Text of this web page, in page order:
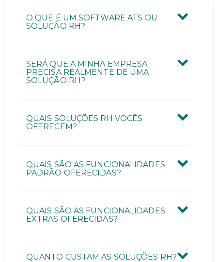
Quantas pessoas vão utilizar a ferramenta?
ENVIAR CONTATO
O QUE É UM SOFTWARE ATS OU
SOLUÇÃO RH?
SERÁ QUE A MINHA EMPRESA
PRECISA REALMENTE DE UMA
SOLUÇÃO RH?
QUAIS SOLUÇÕES RH VOCÊS
OFERECEM?
QUAIS SÃO AS FUNCIONALIDADES
PADRÃO OFERECIDAS?
QUAIS SÃO AS FUNCIONALIDADES
EXTRAS OFERECIDAS?
QUANTO CUSTAM AS SOLUÇÕES RH?